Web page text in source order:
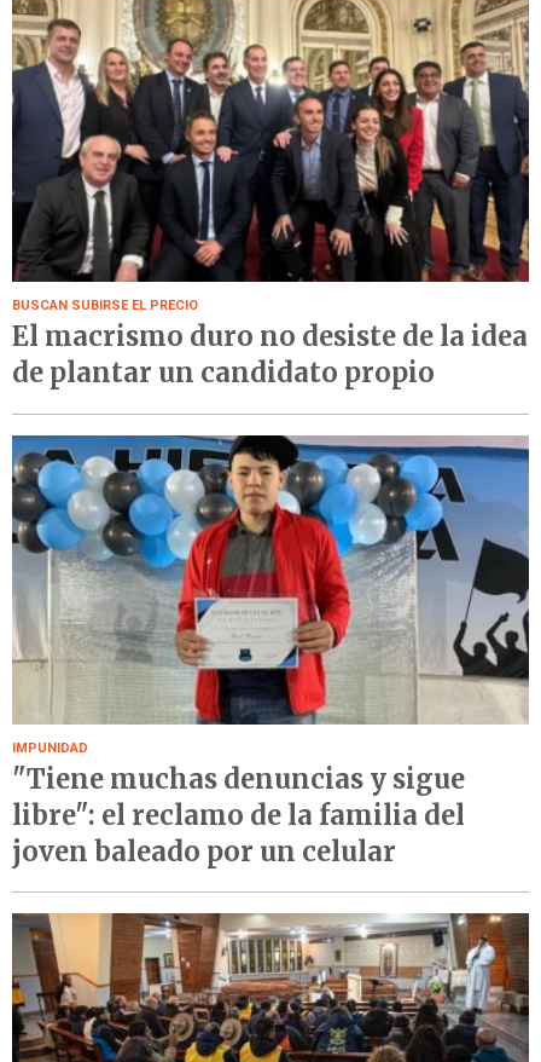
BUSCAN SUBIRSE EL PRECIO
El macrismo duro no desiste de la idea
de plantar un candidato propio
IMPUNIDAD
"Tiene muchas denuncias y sigue
libre": el reclamo de la familia del
joven baleado por un celular